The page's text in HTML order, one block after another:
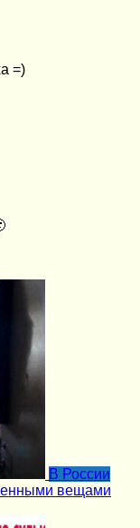
=)
В России
вещами